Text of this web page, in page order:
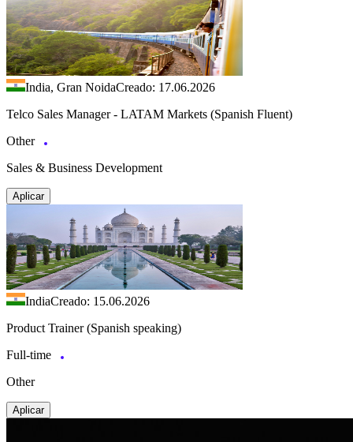
India, Gran NoidaCreado: 17.06.2026
Telco Sales Manager - LATAM Markets (Spanish Fluent)
Other
Sales & Business Development
Aplicar
IndiaCreado: 15.06.2026
Product Trainer (Spanish speaking)
Full-time
Other
Aplicar